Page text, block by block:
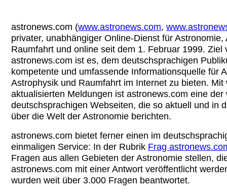
astronews.com (www.astronews.com,
privater, unabhängiger Online-Dienst für Astronomie,
Raumfahrt und online seit dem 1. Februar 1999. Ziel
astronews.com ist es, dem deutschsprachigen
kompetente und umfassende Informationsquelle für
Astrophysik und Raumfahrt im Internet zu bieten. Mit
aktualisierten Meldungen ist astronews.com eine der
deutschsprachigen Webseiten, die so aktuell und in
über die Welt der Astronomie berichten.
astronews.com bietet ferner einen im
einmaligen Service: In der Rubrik Frag
Fragen aus allen Gebieten der Astronomie stellen,
astronews.com mit einer Antwort veröffentlicht
wurden weit über 3.000 Fragen beantwortet.